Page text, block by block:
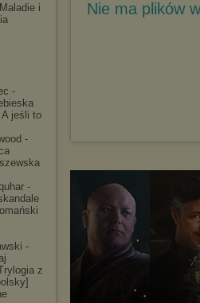
i
-
jeśli to
-
-
-
z
y]
e
Nie ma plików